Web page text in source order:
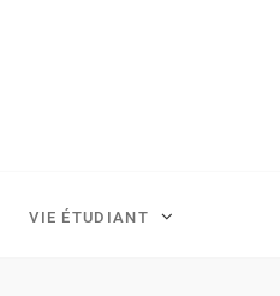
VIE ÉTUDIANT